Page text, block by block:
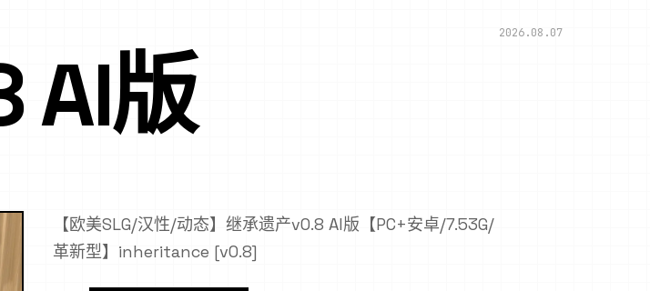
2026.08.07
AI版
【欧美SLG/汉性/动态】继承遗产v0.8 AI版【PC+安卓/7.53G/
革新型】inheritance [v0.8]